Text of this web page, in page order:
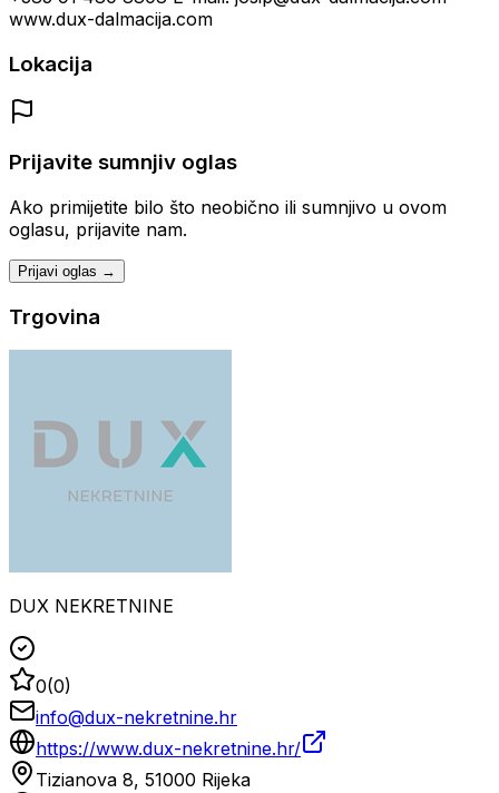
www.dux-dalmacija.com
Lokacija
Prijavite sumnjiv oglas
Ako primijetite bilo što neobično ili sumnjivo u ovom
oglasu, prijavite nam.
Prijavi oglas →
Trgovina
DUX NEKRETNINE
0(0)
info@dux-nekretnine.hr
https://www.dux-nekretnine.hr/
Tizianova 8, 51000 Rijeka